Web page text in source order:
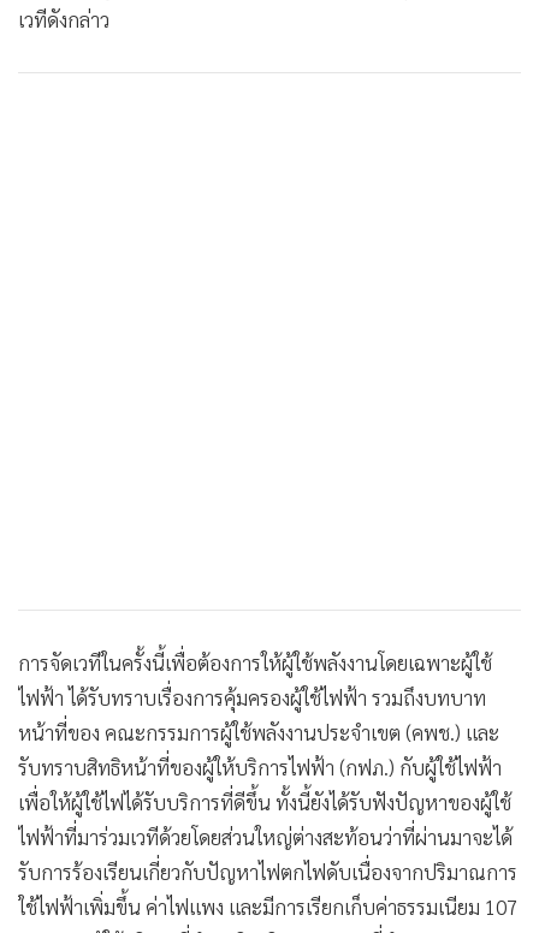
เวทีดังกล่าว
การจัดเวทีในครั้งนี้เพื่อต้องการให้ผู้ใช้พลังงานโดยเฉพาะผู้ใช้
ไฟฟ้า ได้รับทราบเรื่องการคุ้มครองผู้ใช้ไฟฟ้า รวมถึงบทบาท
หน้าที่ของ คณะกรรมการผู้ใช้พลังงานประจำเขต (คพช.) และ
รับทราบสิทธิหน้าที่ของผู้ให้บริการไฟฟ้า (กฟภ.) กับผู้ใช้ไฟฟ้า
เพื่อให้ผู้ใช้ไฟได้รับบริการที่ดีขึ้น ทั้งนี้ยังได้รับฟังปัญหาของผู้ใช้
ไฟฟ้าที่มาร่วมเวทีด้วยโดยส่วนใหญ่ต่างสะท้อนว่าที่ผ่านมาจะได้
รับการร้องเรียนเกี่ยวกับปัญหาไฟตกไฟดับเนื่องจากปริมาณการ
ใช้ไฟฟ้าเพิ่มขึ้น ค่าไฟแพง และมีการเรียกเก็บค่าธรรมเนียม 107